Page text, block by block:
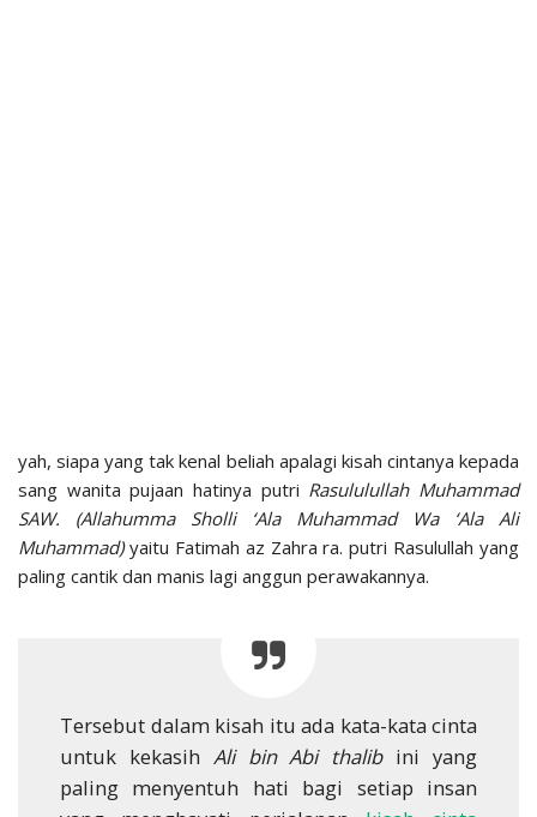
yah, siapa yang tak kenal beliah apalagi kisah cintanya kepada
sang wanita pujaan hatinya putri Rasululullah Muhammad
SAW. (Allahumma Sholli ‘Ala Muhammad Wa ‘Ala Ali
Muhammad)yaitu Fatimah az Zahra ra. putri Rasulullah yang
paling cantik dan manis lagi anggun perawakannya.
Tersebut dalam kisah itu ada kata-kata cinta
untuk kekasih Ali bin Abi thalib ini yang
paling menyentuh hati bagi setiap insan